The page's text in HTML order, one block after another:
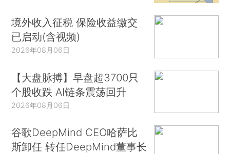
境外收入征税 保险收益缴交
已启动(含视频)
2026年08月06日
【大盘脉搏】早盘超3700只
个股收跌 AI链条震荡回升
2026年08月06日
谷歌DeepMind CEO哈萨比
斯卸任 转任DeepMind董事长